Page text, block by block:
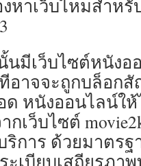
หาเว็บไหมสำหรั
นมีเว็บไซต์หนัง
อาจจะถูกบล็อ
หนังออนไลน์ใ
เว็บไซต์
การ ด้วยมาตรฐ
เบียบเสถียรภา